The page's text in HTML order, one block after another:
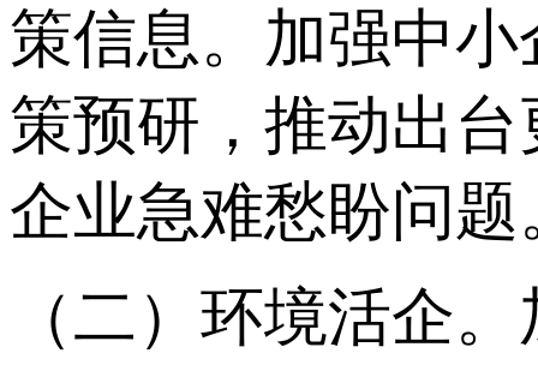
策信息。加强中
策预研，推动出
企业急难愁盼问题
（二）环境活企